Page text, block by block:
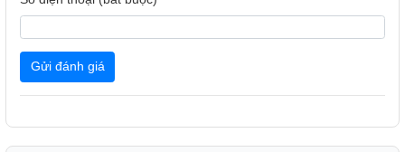
xếp riêng các loại thực phẩm sống ở một bên mà không sợ
Gửi đánh giá